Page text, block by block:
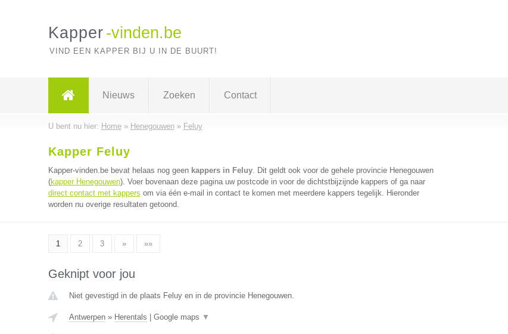
Kapper -vinden.be
VIND EEN KAPPER BIJ U IN DE BUURT!
Nieuws Zoeken Contact
U bent nu hier: Home» Henegouwen» Feluy
Kapper Feluy
Kapper-vinden.be bevat helaas nog geen kappers in Feluy. Dit geldt ook voor de gehele provincie Henegouwen
(kapper Henegouwen). Voer bovenaan deze pagina uw postcode in voor de dichtstbijzijnde kappers of ga naar
direct contact met kappers om via één e-mail in contact te komen met meerdere kappers tegelijk. Hieronder
worden nu overige resultaten getoond.
1 2 3 » »»
Geknipt voor jou
Niet gevestigd in de plaats Feluy en in de provincie Henegouwen.
Antwerpen» Herentals Google maps ▼